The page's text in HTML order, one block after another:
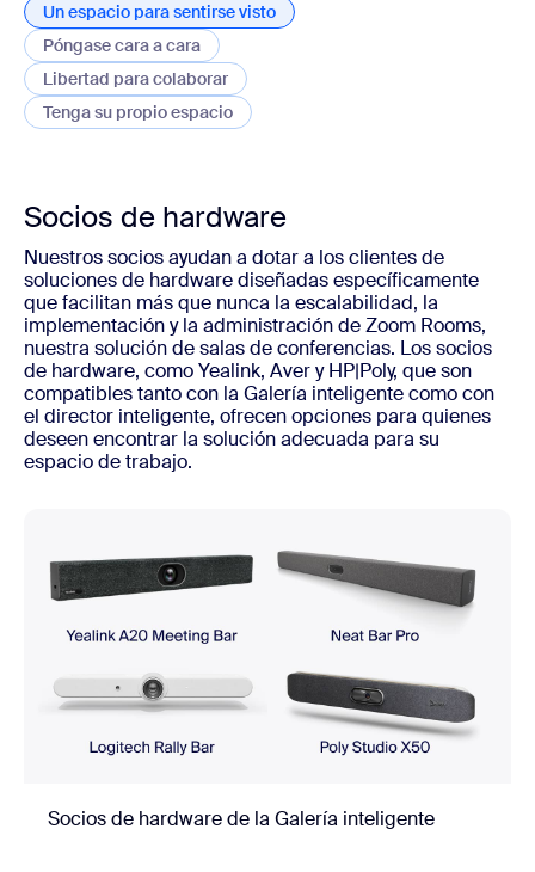
Un espacio para sentirse visto
Un espacio para sentirse visto
Póngase cara a cara
Póngase cara a cara
Libertad para colaborar
Libertad para colaborar
Tenga su propio espacio
Tenga su propio espacio
Socios de hardware
Nuestros socios ayudan a dotar a los clientes de
soluciones de hardware diseñadas específicamente
que facilitan más que nunca la escalabilidad, la
implementación y la administración de Zoom Rooms,
nuestra solución de salas de conferencias. Los socios
de hardware, como Yealink, Aver y HP|Poly, que son
compatibles tanto con la Galería inteligente como con
el director inteligente, ofrecen opciones para quienes
deseen encontrar la solución adecuada para su
espacio de trabajo.
Socios de hardware de la Galería inteligente